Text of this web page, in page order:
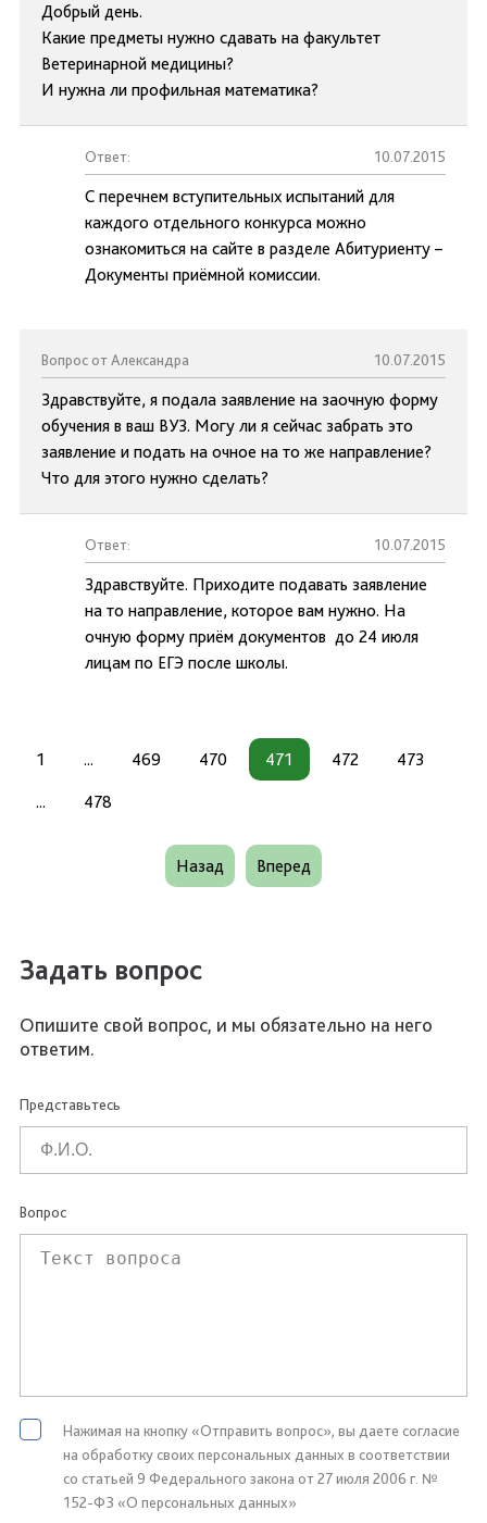
Добрый день.
Какие предметы нужно сдавать на факультет
Ветеринарной медицины?
И нужна ли профильная математика?
Ответ: 10.07.2015
С перечнем вступительных испытаний для
каждого отдельного конкурса можно
ознакомиться на сайте в разделе Абитуриенту –
Документы приёмной комиссии.
Вопрос от Александра 10.07.2015
Здравствуйте, я подала заявление на заочную форму
обучения в ваш ВУЗ. Могу ли я сейчас забрать это
заявление и подать на очное на то же направление?
Что для этого нужно сделать?
Ответ: 10.07.2015
Здравствуйте. Приходите подавать заявление
на то направление, которое вам нужно. На
очную форму приём документов до 24 июля
лицам по ЕГЭ после школы.
1 ... 469 470 471 472 473
... 478
Назад Вперед
Задать вопрос
Опишите свой вопрос, и мы обязательно на него
ответим.
Представьтесь
Вопрос
Нажимая на кнопку «Отправить вопрос», вы даете согласие
на обработку своих персональных данных в соответствии
со статьей 9 Федерального закона от 27 июля 2006 г. №
152-ФЗ «О персональных данных»